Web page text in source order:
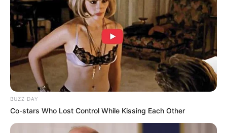
BUZZ DAY
Co-stars Who Lost Control While Kissing Each Other